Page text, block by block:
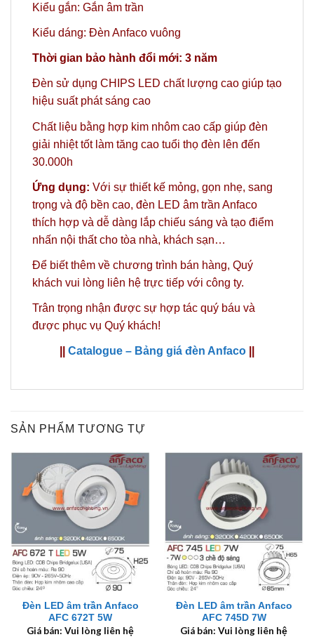
Kiểu gắn: Gắn âm trần
Kiểu dáng: Đèn Anfaco vuông
Thời gian bảo hành đổi mới: 3 năm
Đèn sử dụng CHIPS LED chất lượng cao giúp tạo
hiệu suất phát sáng cao
Chất liệu bằng hợp kim nhôm cao cấp giúp đèn
giải nhiệt tốt làm tăng cao tuổi thọ đèn lên đến
30.000h
Ứng dụng: Với sự thiết kế mỏng, gọn nhẹ, sang
trọng và độ bền cao, đèn LED âm trần Anfaco
thích hợp và dễ dàng lắp chiếu sáng và tạo điểm
nhấn nội thất cho tòa nhà, khách sạn…
Để biết thêm về chương trình bán hàng, Quý
khách vui lòng liên hệ trực tiếp với công ty.
Trân trọng nhận được sự hợp tác quý báu và
được phục vụ Quý khách!
Catalogue – Bảng giá đèn Anfaco
SẢN PHẨM TƯƠNG TỰ
Đèn LED âm trần Anfaco
AFC 672T 5W
Giá bán: Vui lòng liên hệ
Đèn LED âm trần Anfaco
AFC 745D 7W
Giá bán: Vui lòng liên hệ